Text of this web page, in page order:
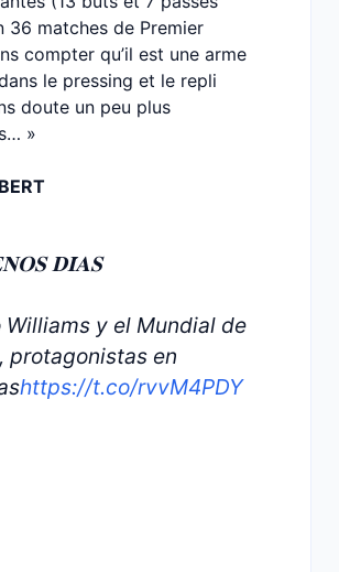
36 matches de Premier
compter qu’il est une arme
le pressing et le repli
doute un peu plus
»
𝐃𝐈́𝐀𝐒
Williams y el Mundial de
protagonistas en
https://t.co/rvvM4PDY